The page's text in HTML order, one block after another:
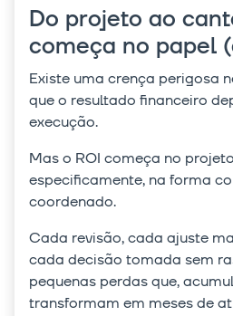
Do projeto ao
começa no papel
Existe uma crença perigosa
que o resultado financeiro
execução.
Mas o ROI começa no
especificamente, na forma
coordenado.
Cada revisão, cada ajuste
cada decisão tomada sem
pequenas perdas que,
transformam em meses de